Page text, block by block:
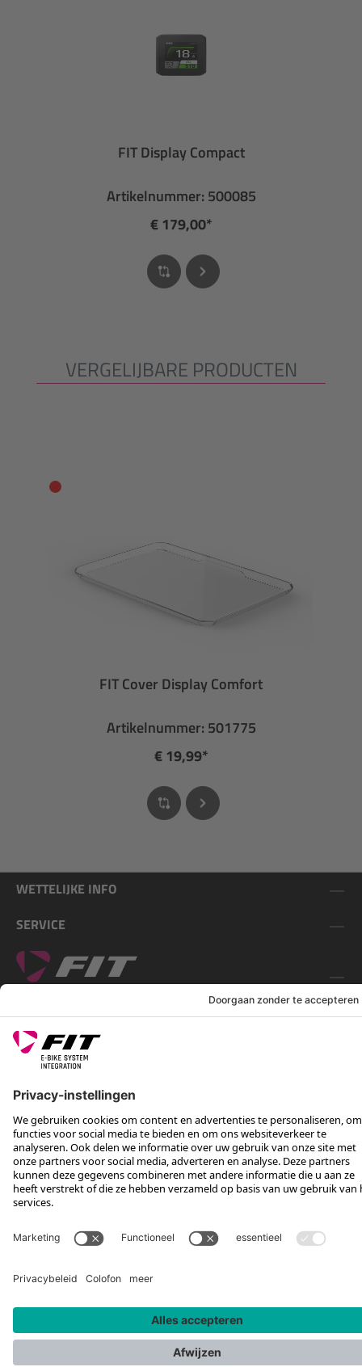
FIT Display Compact
Artikelnummer: 500085
€ 179,00*
Productgalerij overslaan
VERGELIJBARE PRODUCTEN
FIT Cover Display Comfort
Artikelnummer: 501775
€ 19,99*
WETTELIJKE INFO
SERVICE
*Aanbevolen verkoopprijs incl. btw, excl. verzendkosten
Rotax Bike Technology AG © 2025